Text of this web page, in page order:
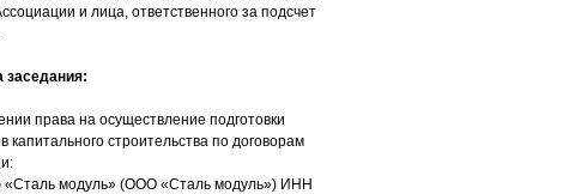
и лица, ответственного за подсчет
заседания:
права на осуществление подготовки
строительства по договорам
«Сталь модуль» (ООО «Сталь модуль») ИНН